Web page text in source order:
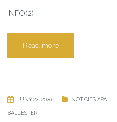
INFO(2)
Read more
JUNY 22, 2020 NOTICIES APA
BALLESTER